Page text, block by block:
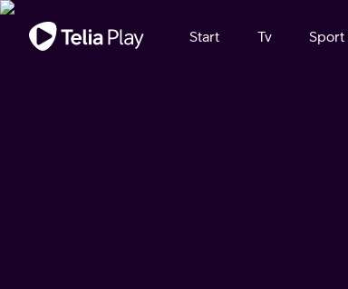
Viktigt meddelande
Start Tv Sport